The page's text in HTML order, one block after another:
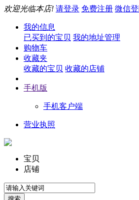
欢迎光临本店! 请登录 免费注册 微信
我的信息
已买到的宝贝 我的地址管理
购物车
收藏夹
收藏的宝贝 收藏的店铺
手机版
手机客户端
营业执照
宝贝
店铺